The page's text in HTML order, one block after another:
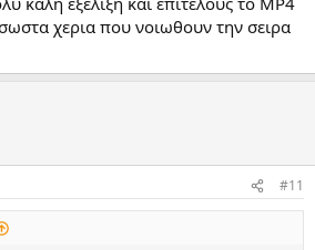
χερια που νοιωθουν την σειρα
#11